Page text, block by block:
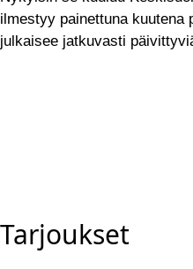
ilmestyy painettuna kuutena
julkaisee jatkuvasti
Tarjoukset